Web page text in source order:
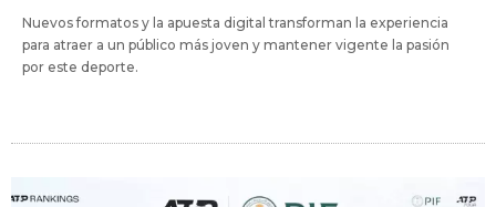
Nuevos formatos y la apuesta digital transforman la experiencia
para atraer a un público más joven y mantener vigente la pasión
por este deporte.